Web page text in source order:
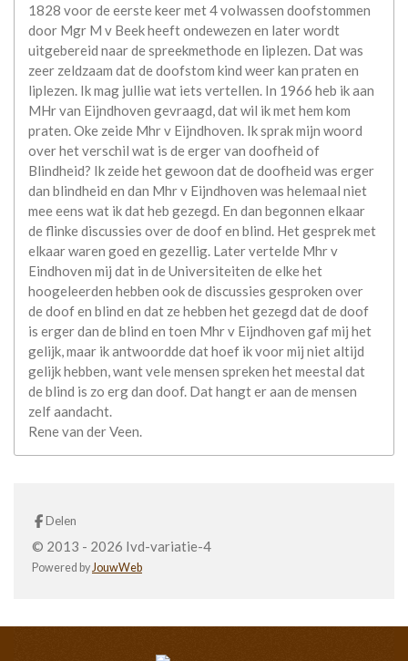
1828 voor de eerste keer met 4 volwassen doofstommen
door Mgr M v Beek heeft ondewezen en later wordt
uitgebereid naar de spreekmethode en liplezen. Dat was
zeer zeldzaam dat de doofstom kind weer kan praten en
liplezen. Ik mag jullie wat iets vertellen. In 1966 heb ik aan
MHr van Eijndhoven gevraagd, dat wil ik met hem kom
praten. Oke zeide Mhr v Eijndhoven. Ik sprak mijn woord
over het verschil wat is de erger van doofheid of
Blindheid? Ik zeide het gewoon dat de doofheid was erger
dan blindheid en dan Mhr v Eijndhoven was helemaal niet
mee eens wat ik dat heb gezegd. En dan begonnen elkaar
de flinke discussies over de doof en blind. Het gesprek met
elkaar waren goed en gezellig. Later vertelde Mhr v
Eindhoven mij dat in de Universiteiten de elke het
hoogeleerden hebben ook de discussies gesproken over
de doof en blind en dat ze hebben het gezegd dat de doof
is erger dan de blind en toen Mhr v Eijndhoven gaf mij het
gelijk, maar ik antwoordde dat hoef ik voor mij niet altijd
gelijk hebben, want vele mensen spreken het meestal dat
de blind is zo erg dan doof. Dat hangt er aan de mensen
zelf aandacht.
Rene van der Veen.
Delen
© 2013 - 2026 Ivd-variatie-4
Powered byJouwWeb